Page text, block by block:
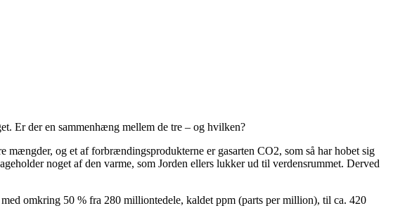
Er der en sammenhæng mellem de tre – og hvilken?
mængder, og et af forbrændingsprodukterne er gasarten CO2, som så har hobet sig
noget af den varme, som Jorden ellers lukker ud til verdensrummet. Derved
omkring 50 % fra 280 milliontedele, kaldet ppm (parts per million), til ca. 420